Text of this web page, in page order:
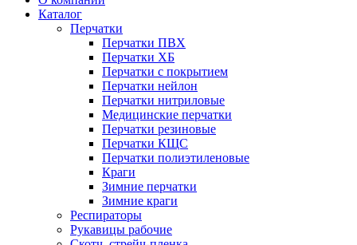
Каталог
Перчатки
Перчатки ПВХ
Перчатки ХБ
Перчатки с покрытием
Перчатки нейлон
Перчатки нитриловые
Медицинские перчатки
Перчатки резиновые
Перчатки КЩС
Перчатки полиэтиленовые
Краги
Зимние перчатки
Зимние краги
Респираторы
Рукавицы рабочие